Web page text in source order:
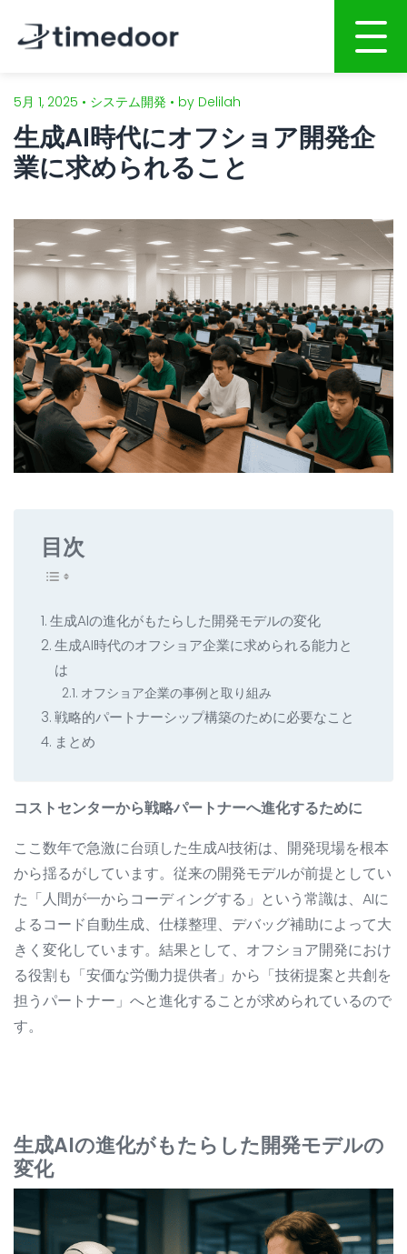
ホーム
会社概要
AI活用開発サービス
Webサイト・ホームページ制作
スマホアプリ開発
システム開発
AI開発・インテグレーション
すべての開発サービス
ポートフォリオ
人材募集
CSR
ブログ
お問い合わせ
5月 1, 2025 • システム開発 • by Delilah
生成AI時代にオフショア開発企
業に求められること
目次
生成AIの進化がもたらした開発モデルの変化
生成AI時代のオフショア企業に求められる能力と
は
オフショア企業の事例と取り組み
戦略的パートナーシップ構築のために必要なこと
まとめ
コストセンターから戦略パートナーへ進化するために
ここ数年で急激に台頭した生成AI技術は、開発現場を根本
から揺るがしています。従来の開発モデルが前提としてい
た「人間が一からコーディングする」という常識は、AIに
よるコード自動生成、仕様整理、デバッグ補助によって大
きく変化しています。結果として、オフショア開発におけ
る役割も「安価な労働力提供者」から「技術提案と共創を
担うパートナー」へと進化することが求められているので
す。
生成AIの進化がもたらした開発モデルの
変化